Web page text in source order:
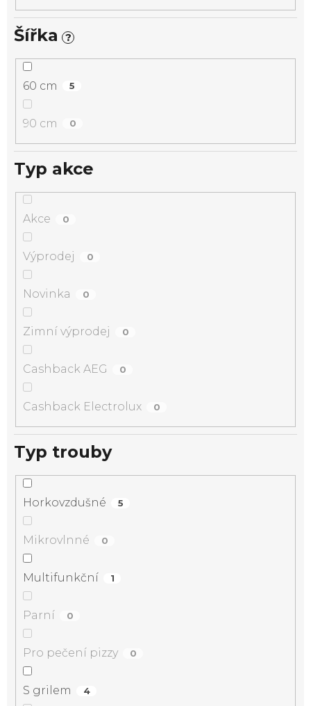
Šířka ?
60 cm 5
90 cm 0
Typ akce
Akce 0
Výprodej 0
Novinka 0
Zimní výprodej 0
Cashback AEG 0
Cashback Electrolux 0
Typ trouby
Horkovzdušné 5
Mikrovlnné 0
Multifunkční 1
Parní 0
Pro pečení pizzy 0
S grilem 4